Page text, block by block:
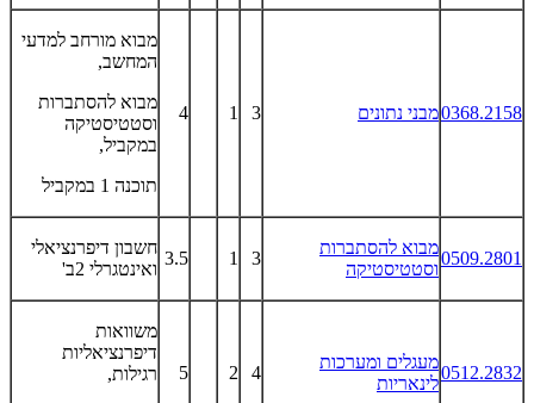
0368.2158מבני נתונים 3
1
4
מבוא מורחב למדעי
המחשב,
מבוא להסתברות
וסטטיסטיקה
במקביל,
תוכנה 1 במקביל
0509.2801
מבוא להסתברות
וסטטיסטיקה
3
1
3.5
חשבון דיפרנציאלי
ואינטגרלי 2ב'
0512.2832
מעגלים ומערכות
לינאריות
4
2
5
משוואות
דיפרנציאליות
רגילות,